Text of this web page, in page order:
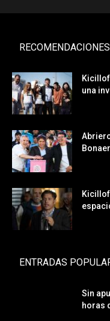
una
ENTRADAS
Sin
horas